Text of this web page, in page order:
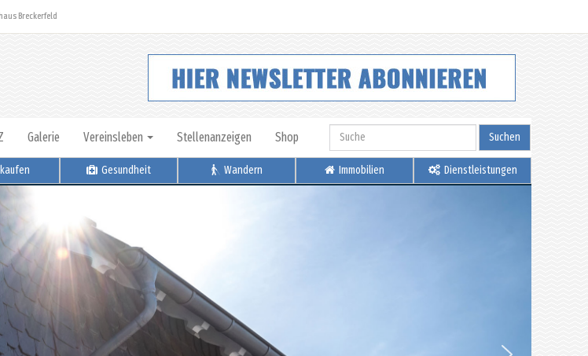
Breckerfeld
Galerie Vereinsleben Stellenanzeigen Shop Suchen
Gesundheit Wandern Immobilien Dienstleistungen